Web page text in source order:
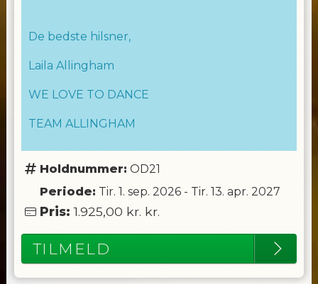
De bedste hilsner,
Laila Allingham
WE LOVE TO DANCE
TEAM ALLINGHAM
Holdnummer: OD21
Periode: Tir. 1. sep. 2026- Tir. 13. apr. 2027
Pris: 1.925,00 kr. kr.
TILMELD